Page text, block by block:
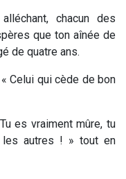
chacun des
que ton aînée de
de quatre ans.
Celui qui cède de bon
es vraiment mûre, tu
les autres ! » tout en